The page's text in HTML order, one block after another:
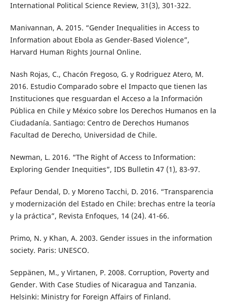
International Political Science Review, 31(3), 301-322.
Manivannan, A. 2015. “Gender Inequalities in Access to
Information about Ebola as Gender-Based Violence”,
Harvard Human Rights Journal Online.
Nash Rojas, C., Chacón Fregoso, G. y Rodriguez Atero, M.
2016. Estudio Comparado sobre el Impacto que tienen las
Instituciones que resguardan el Acceso a la Información
Pública en Chile y México sobre los Derechos Humanos en la
Ciudadanía. Santiago: Centro de Derechos Humanos
Facultad de Derecho, Universidad de Chile.
Newman, L. 2016. “The Right of Access to Information:
Exploring Gender Inequities”, IDS Bulletin 47 (1), 83-97.
Pefaur Dendal, D. y Moreno Tacchi, D. 2016. “Transparencia
y modernización del Estado en Chile: brechas entre la teoría
y la práctica”, Revista Enfoques, 14 (24). 41-66.
Primo, N. y Khan, A. 2003. Gender issues in the information
society. Paris: UNESCO.
Seppänen, M., y Virtanen, P. 2008. Corruption, Poverty and
Gender. With Case Studies of Nicaragua and Tanzania.
Helsinki: Ministry for Foreign Affairs of Finland.